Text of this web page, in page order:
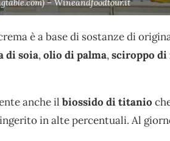
– Wineandfoodtour.it
è a base di sostanze di
di soia,olio di palma,sciroppo di
anche il biossido di titanio
in alte percentuali. Al